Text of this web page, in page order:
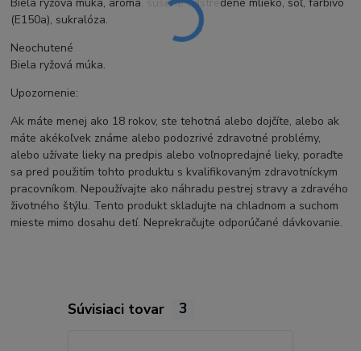
Biela ryžová múka, aróma, sušené odstredené mlieko, soľ, farbivo
(E150a), sukralóza.
Neochutené
Biela ryžová múka.
Upozornenie:
Ak máte menej ako 18 rokov, ste tehotná alebo dojčíte, alebo ak
máte akékoľvek známe alebo podozrivé zdravotné problémy,
alebo užívate lieky na predpis alebo voľnopredajné lieky, poraďte
sa pred použitím tohto produktu s kvalifikovaným zdravotníckym
pracovníkom. Nepoužívajte ako náhradu pestrej stravy a zdravého
životného štýlu. Tento produkt skladujte na chladnom a suchom
mieste mimo dosahu detí. Neprekračujte odporúčané dávkovanie.
Súvisiaci tovar 3